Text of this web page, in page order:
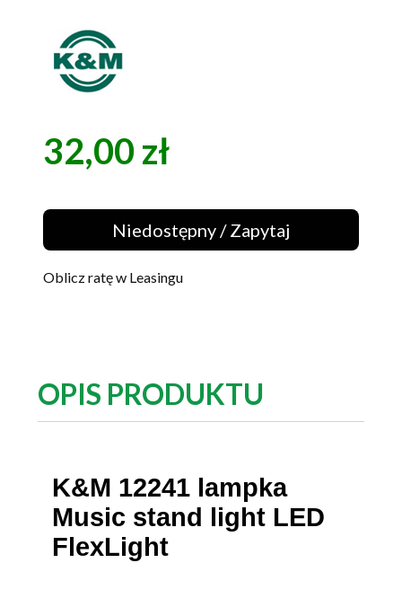
Cena
32,00 zł
Niedostępny / Zapytaj
Oblicz ratę w Leasingu
OPIS PRODUKTU
K&M 12241 lampka
Music stand light LED
FlexLight